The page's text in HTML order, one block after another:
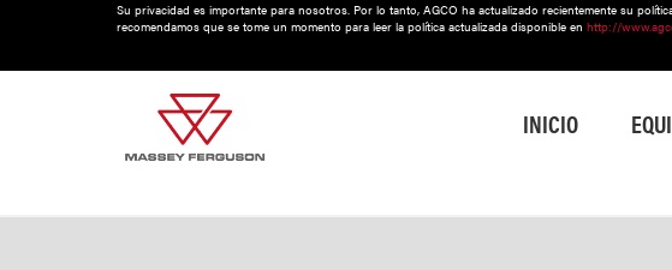
Su privacidad es importante para nosotros. Por lo tanto, AGCO ha actualizado recientemente su
recomendamos que se tome un momento para leer la política actualizada disponible en http://
INICIO